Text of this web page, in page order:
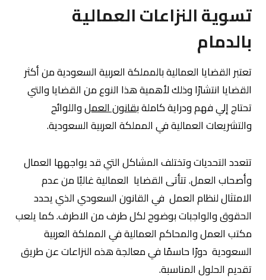
تسوية النزاعات العمالية
بالدمام
تعتبر القضايا العمالية بالمملكة العربية السعودية من أكثر
القضايا انتشارًا وذلك لأهمية هذا النوع من القضايا والتي
تحتاج إلي فهم ودراية كاملةبقانون العملواللوائح
والتشريعات العمالية في المملكة العربية السعودية.
تتعدد التحديات وتختلف المشاكل التي قد يواجهها العمال
وأصحاب العمل. تتأتى القضايا العمالية غالبًا من عدم
الامتثال لنظام العمل في القانون السعودي الذي يحدد
الحقوق والواجبات بوضوح لكل طرف من الاطرف. كما يلعب
مكتب العمل والمحاكم العمالية في المملكة العربية
السعودية دورًا حاسمًا في معالجة هذه النزاعات عن طريق
تقديم الحلول المناسبة.